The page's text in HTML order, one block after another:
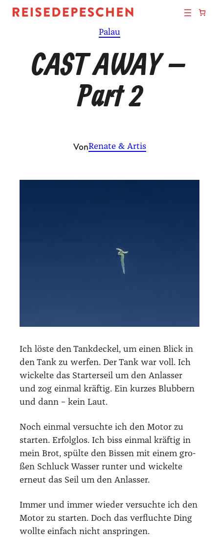
Zum
Palau
CAST AWAY –
Part 2
VonRenate & Artis
Ich lös­te den Tank­de­ckel, um einen Blick in
den Tank zu wer­fen. Der Tank war voll. Ich
wickel­te das Star­ter­seil um den Anlas­ser
und zog ein­mal kräf­tig. Ein kur­zes Blub­bern
und dann – kein Laut.
Noch ein­mal ver­such­te ich den Motor zu
star­ten. Erfolg­los. Ich biss ein­mal kräf­tig in
mein Brot, spül­te den Bis­sen mit einem gro­
ßen Schluck Was­ser run­ter und wickel­te
erneut das Seil um den Anlas­ser.
Immer und immer wie­der ver­such­te ich den
Motor zu star­ten. Doch das ver­fluch­te Ding
woll­te ein­fach nicht ansprin­gen.